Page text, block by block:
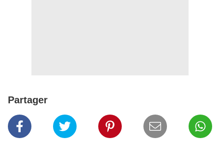
Partager